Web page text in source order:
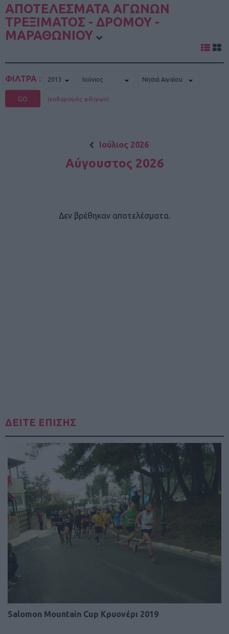
ΑΠΟΤΕΛΕΣΜΑΤΑ ΑΓΩΝΩΝ
ΤΡΕΞΙΜΑΤΟΣ - ΔΡΟΜΟΥ -
ΜΑΡΑΘΩΝΙΟΥ
ΦΙΛΤΡΑ :
GO (καθαρισμός φίλτρων)
Ιούλιος 2026
Αύγουστος 2026
Δεν βρέθηκαν αποτελέσματα.
ΔΕΙΤΕ ΕΠΙΣΗΣ
Salomon Mountain Cup Κρυονέρι 2019